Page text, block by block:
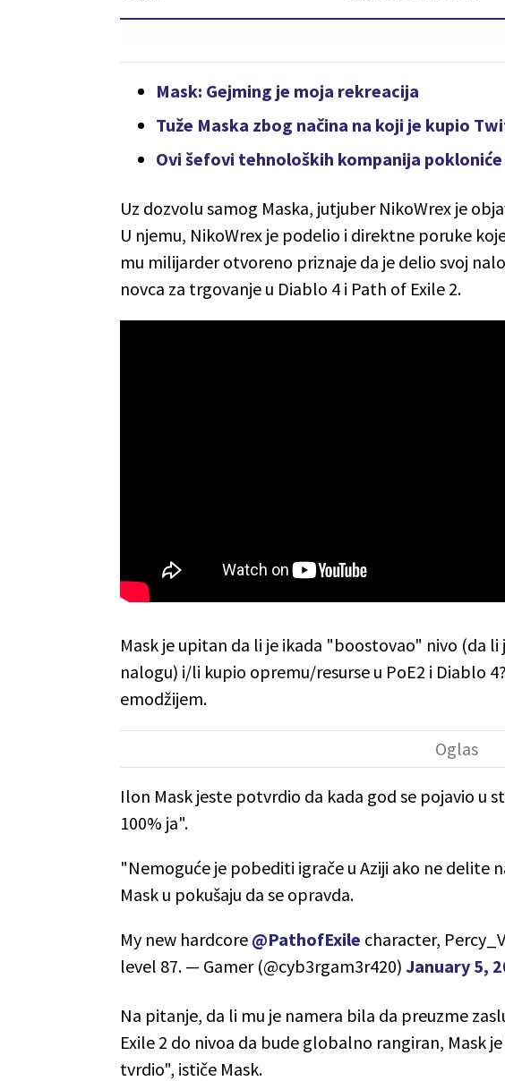
Mask: Gejming je moja rekreacija
Tuže Maska zbog načina na koji je kupio
Ovi šefovi tehnoloških kompanija pokloniće
Uz dozvolu samog Maska, jutjuber NikoWrex je
U njemu, NikoWrex je podelio i direktne poruke
mu milijarder otvoreno priznaje da je delio svoj
novca za trgovanje u Diablo 4 i Path of Exile 2.
Mask je upitan da li je ikada "boostovao" nivo (da
nalogu) i/li kupio opremu/resurse u PoE2 i Diablo
emodžijem.
Ilon Mask jeste potvrdio da kada god se pojavio u
100% ja".
"Nemoguće je pobediti igrače u Aziji ako ne delite
Mask u pokušaju da se opravda.
My new hardcore @PathofExile character,
level 87. — Gamer (@cyb3rgam3r420) January 5,
Na pitanje, da li mu je namera bila da preuzme
Exile 2 do nivoa da bude globalno rangiran, Mask
tvrdio", ističe Mask.